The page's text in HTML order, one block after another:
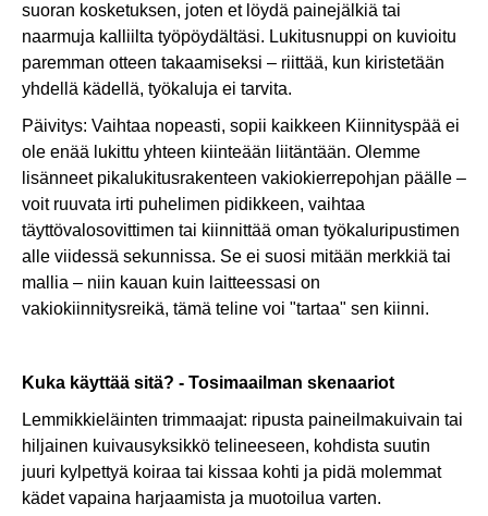
suoran kosketuksen, joten et löydä painejälkiä tai
naarmuja kalliilta työpöydältäsi. Lukitusnuppi on kuvioitu
paremman otteen takaamiseksi – riittää, kun kiristetään
yhdellä kädellä, työkaluja ei tarvita.
Päivitys: Vaihtaa nopeasti, sopii kaikkeen Kiinnityspää ei
ole enää lukittu yhteen kiinteään liitäntään. Olemme
lisänneet pikalukitusrakenteen vakiokierrepohjan päälle –
voit ruuvata irti puhelimen pidikkeen, vaihtaa
täyttövalosovittimen tai kiinnittää oman työkaluripustimen
alle viidessä sekunnissa. Se ei suosi mitään merkkiä tai
mallia – niin kauan kuin laitteessasi on
vakiokiinnitysreikä, tämä teline voi "tartaa" sen kiinni.
Kuka käyttää sitä? - Tosimaailman skenaariot
Lemmikkieläinten trimmaajat: ripusta paineilmakuivain tai
hiljainen kuivausyksikkö telineeseen, kohdista suutin
juuri kylpettyä koiraa tai kissaa kohti ja pidä molemmat
kädet vapaina harjaamista ja muotoilua varten.